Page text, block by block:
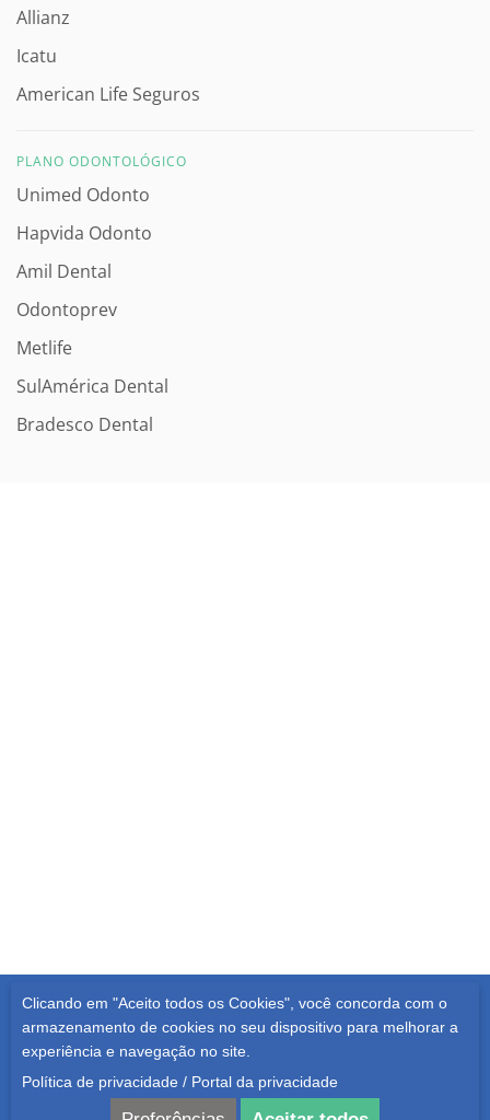
Allianz
Icatu
American Life Seguros
PLANO ODONTOLÓGICO
Unimed Odonto
Hapvida Odonto
Amil Dental
Odontoprev
Metlife
SulAmérica Dental
Bradesco Dental
Todos os Direitos Reservados | 2021
Clicando em "Aceito todos os Cookies", você concorda com o
armazenamento de cookies no seu dispositivo para melhorar a
experiência e navegação no site.
Política de privacidade / Portal da privacidade